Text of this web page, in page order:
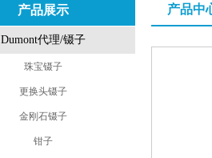
产品展示
Dumont代理/镊子
珠宝镊子
更换头镊子
金刚石镊子
钳子
产品中